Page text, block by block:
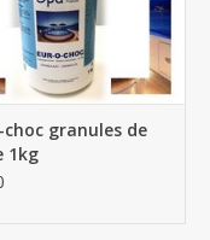
choc granules de
1kg